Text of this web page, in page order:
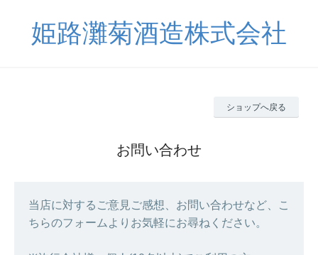
姫路灘菊酒造株式会社
ショップへ戻る
お問い合わせ
当店に対するご意見ご感想、お問い合わせなど、こ
ちらのフォームよりお気軽にお尋ねください。